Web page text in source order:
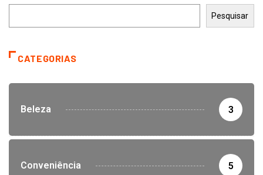
Pesquisar
CATEGORIAS
Beleza 3
Conveniência 5